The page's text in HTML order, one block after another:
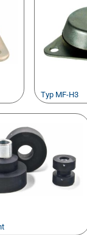
Typ MF-H3